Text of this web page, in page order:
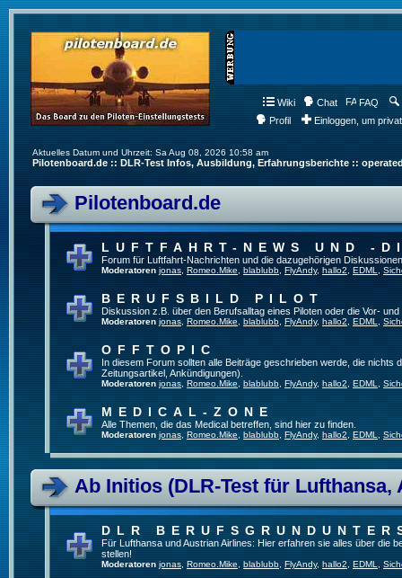
Wiki Chat FAQ
Profil
Einloggen, um
Aktuelles Datum und Uhrzeit: Sa Aug 08, 2026 10:58 am
Pilotenboard.de :: DLR-Test Infos, Ausbildung, Erfahrungsberichte ::
Pilotenboard.de
LUFTFAHRT-NEWS UND -
Forum für Luftfahrt-Nachrichten und die dazugehörigen
Moderatoren jonas Romeo.Mike blablubb FlyAndy, hallo2 EDML
BERUFSBILD PILOT
Diskussion z.B. über den Berufsalltag eines Piloten oder die Vor-
Moderatoren jonas Romeo.Mike blablubb FlyAndy, hallo2 EDML
OFFTOPIC
In diesem Forum sollten alle Beiträge geschrieben werde, die
Zeitungsartikel, Ankündigungen).
Moderatoren jonas Romeo.Mike blablubb FlyAndy, hallo2 EDML
MEDICAL-ZONE
Alle Themen, die das Medical betreffen, sind hier zu finden.
Moderatoren jonas Romeo.Mike blablubb FlyAndy, hallo2 EDML
Ab Initios (DLR-Test für Lufthansa,
DLR
Für Lufthansa und Austrian Airlines: Hier erfahren sie alles über die
stellen!
Moderatoren jonas Romeo.Mike blablubb FlyAndy, hallo2 EDML